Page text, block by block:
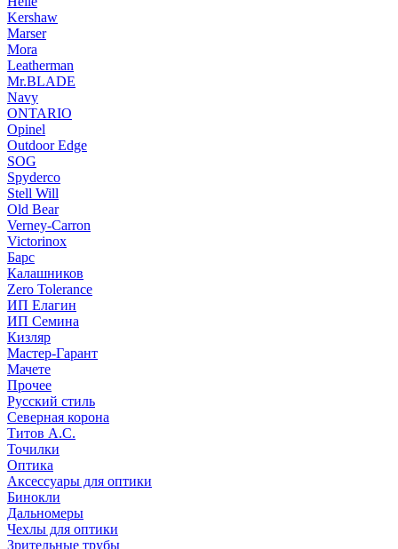
Kershaw
Marser
Mora
Leatherman
Mr.BLADE
Navy
ONTARIO
Opinel
Outdoor Edge
SOG
Spyderco
Stell Will
Old Bear
Verney-Carron
Victorinox
Барс
Калашников
Zero Tolerance
ИП Елагин
ИП Семина
Кизляр
Мастер-Гарант
Мачете
Прочее
Русский стиль
Северная корона
Титов А.С.
Точилки
Оптика
Аксессуары для оптики
Бинокли
Дальномеры
Чехлы для оптики
Зрительные трубы